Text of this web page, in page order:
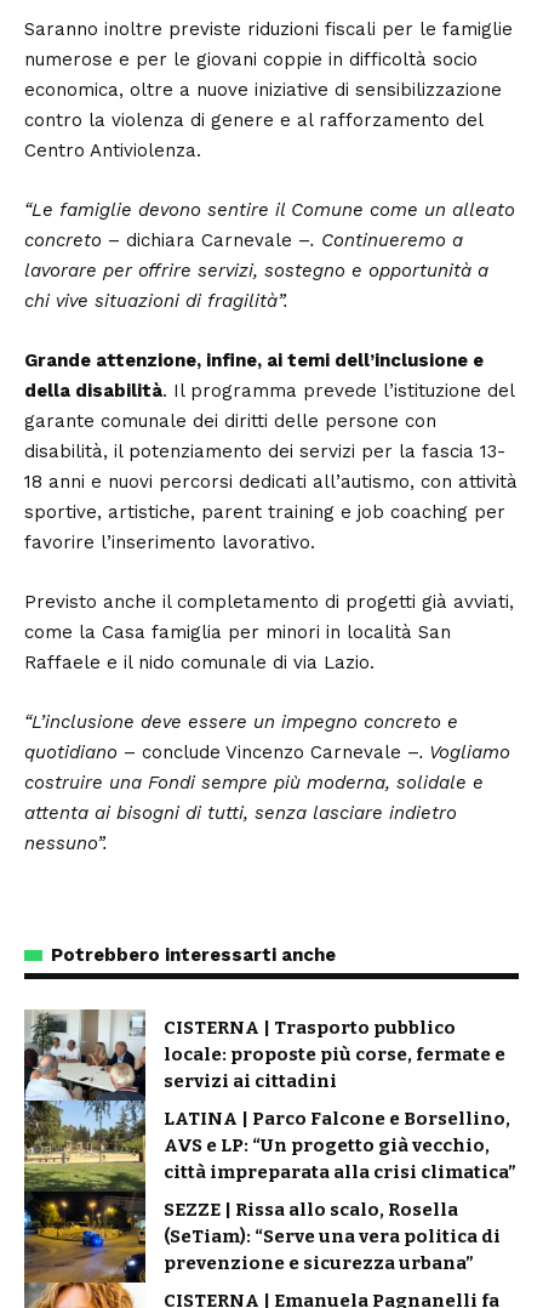
Saranno inoltre previste riduzioni fiscali per le famiglie
numerose e per le giovani coppie in difficoltà socio
economica, oltre a nuove iniziative di sensibilizzazione
contro la violenza di genere e al rafforzamento del
Centro Antiviolenza.
“Le famiglie devono sentire il Comune come un alleato
concreto – dichiara Carnevale –. Continueremo a
lavorare per offrire servizi, sostegno e opportunità a
chi vive situazioni di fragilità”.
Grande attenzione, infine, ai temi dell’inclusione e
della disabilità. Il programma prevede l’istituzione del
garante comunale dei diritti delle persone con
disabilità, il potenziamento dei servizi per la fascia 13-
18 anni e nuovi percorsi dedicati all’autismo, con attività
sportive, artistiche, parent training e job coaching per
favorire l’inserimento lavorativo.
Previsto anche il completamento di progetti già avviati,
come la Casa famiglia per minori in località San
Raffaele e il nido comunale di via Lazio.
“L’inclusione deve essere un impegno concreto e
quotidiano – conclude Vincenzo Carnevale –. Vogliamo
costruire una Fondi sempre più moderna, solidale e
attenta ai bisogni di tutti, senza lasciare indietro
nessuno”.
Potrebbero interessarti anche
CISTERNA | Trasporto pubblico
locale: proposte più corse, fermate e
servizi ai cittadini
LATINA | Parco Falcone e Borsellino,
AVS e LP: “Un progetto già vecchio,
città impreparata alla crisi climatica”
SEZZE | Rissa allo scalo, Rosella
(SeTiam): “Serve una vera politica di
prevenzione e sicurezza urbana”
CISTERNA | Emanuela Pagnanelli fa